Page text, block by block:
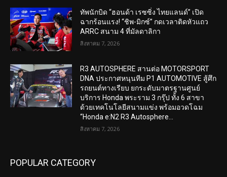
ทัพนักบิด “ฮอนด้า เรซซิ่ง ไทยแลนด์” เปิด
ฉากร้อนแรง! “ชิพ-มิกซ์” กดเวลาติดหัวแถว
ARRC สนาม 4 ที่มัลดาลิกา
สิงหาคม 7, 2026
R3 AUTOSPHERE สานต่อ MOTORSPORT
DNA ประกาศหนุนทีม P1 AUTOMOTIVE สู้ศึก
รถยนต์ทางเรียบ ยกระดับมาตรฐานศูนย์
บริการ Honda พระราม 3 กรุ๊ป ทั้ง 6 สาขา
ด้วยเทคโนโลยีสนามแข่ง พร้อมอวดโฉม
“Honda e:N2 R3 Autosphere...
สิงหาคม 7, 2026
POPULAR CATEGORY